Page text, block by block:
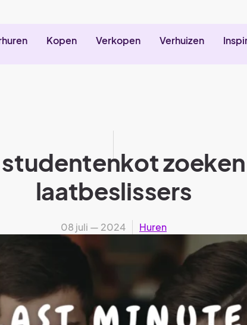
Kopen Verkopen Verhuizen
laatbeslissers
08 juli — 2024 Huren